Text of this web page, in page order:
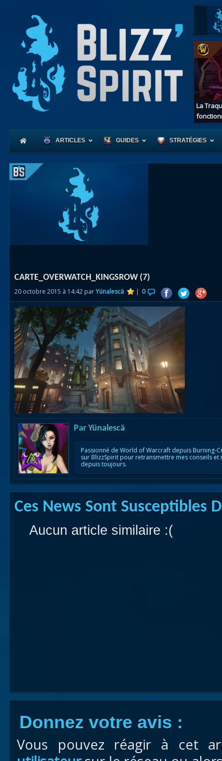
La
ARTICLES GUIDES
des îles
le vol
Uldum
Val
STRATÉGIES
CARTE_OVERWATCH_KINGSROW (7)
20 octobre 2015 à 14:42 parYünalescä | 0
Par Yünalescä
Passionné de World of Warcraft depuis Burning-
sur BlizzSpirit pour retransmettre mes conseils
depuis toujours.
Ces News Sont Susceptibles
Aucun article similaire :(
Donnez votre avis :
Vous pouvez réagir à cet